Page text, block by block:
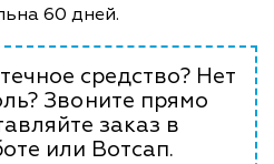
60 дней.
средство? Нет
Звоните прямо
заказ в
или Вотсап.